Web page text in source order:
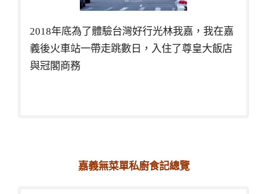
2018年底為了體驗台灣好行光林我嘉，我在嘉
義後火車站一帶走跳數日，入住了尊皇大飯店
與冠閣商務
嘉義無菜單私廚食記總覽